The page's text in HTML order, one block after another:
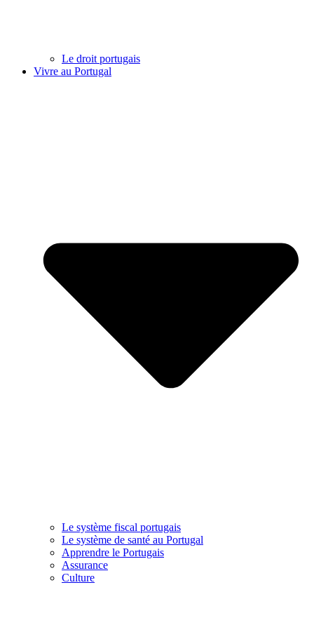
Le droit portugais
Vivre au Portugal
Le système fiscal portugais
Le système de santé au Portugal
Apprendre le Portugais
Assurance
Culture